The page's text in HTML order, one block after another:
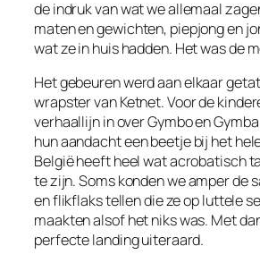
de indruk van wat we allemaal
maten en gewichten, piepjong en
wat ze in huis hadden. Het was de
Het gebeuren werd aan elkaar
wrapster van Ketnet. Voor de
verhaallijn in over Gymbo en
hun aandacht een beetje bij het
België heeft heel wat acrobatisch
te zijn. Soms konden we amper de
en flikflaks tellen die ze op luttele
maakten alsof het niks was. Met
perfecte landing uiteraard.